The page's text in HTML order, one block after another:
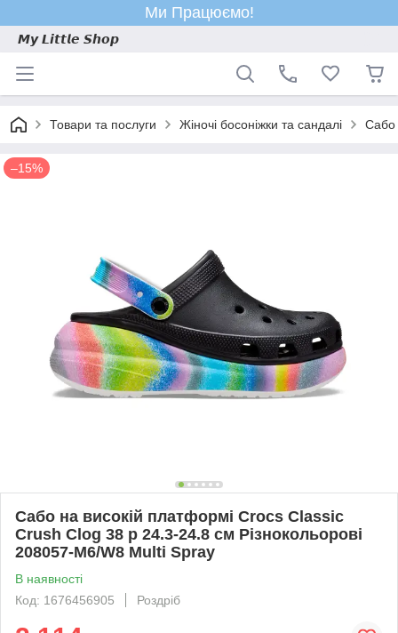
Ми Працюємо!
𝙈𝙮 𝙇𝙞𝙩𝙩𝙡𝙚 𝙎𝙝𝙤𝙥
Товари та послуги Жіночі босоніжки та сандалі Сабо
–15%
Сабо на високій платформі Crocs Classic
Crush Clog 38 р 24.3-24.8 см Різнокольорові
208057-M6/W8 Multi Spray
В наявності
Код: 1676456905
Роздріб